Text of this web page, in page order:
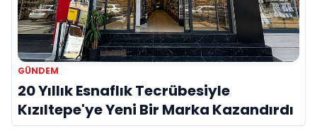
GÜNDEM
20 Yıllık Esnaflık Tecrübesiyle
Kızıltepe'ye Yeni Bir Marka Kazandırdı